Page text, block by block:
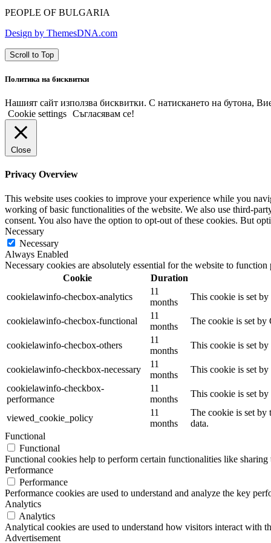
PEOPLE OF BULGARIA
Design by ThemesDNA.com
Scroll to Top
Политика на бисквитки
Нашият сайт използва бисквитки. С натискането на бутона,
Cookie settings Съгласявам се!
Close
Privacy Overview
This website uses cookies to improve your experience while you
working of basic functionalities of the website. We also use third-
consent. You also have the option to opt-out of these cookies. But
Necessary
Necessary
Always Enabled
Necessary cookies are absolutely essential for the website to
Cookie
Duration
cookielawinfo-checbox-analytics
11
months
This cookie is set
cookielawinfo-checbox-functional
11
months
The cookie is set by
cookielawinfo-checbox-others
11
months
This cookie is set
cookielawinfo-checkbox-necessary
11
months
This cookie is set
cookielawinfo-checkbox-
performance
11
months
This cookie is set
viewed_cookie_policy
11
months
The cookie is set by
data.
Functional
Functional
Functional cookies help to perform certain functionalities like
Performance
Performance
Performance cookies are used to understand and analyze the key
Analytics
Analytics
Analytical cookies are used to understand how visitors interact with
Advertisement